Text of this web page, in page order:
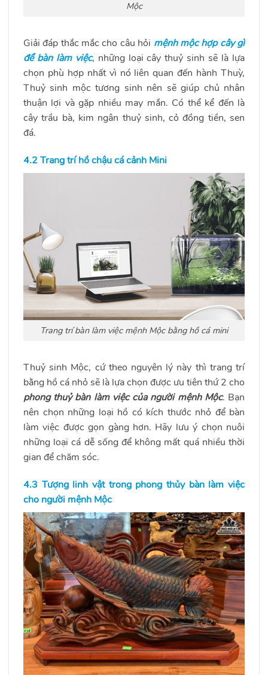
Mộc
Giải đáp thắc mắc cho câu hỏi mệnh mộc hợp cây gì
để bàn làm việc, những loại cây thuỷ sinh sẽ là lựa
chọn phù hợp nhất vì nó liên quan đến hành Thuỳ,
Thuỷ sinh mộc tương sinh nên sẽ giúp chủ nhân
thuận lợi và gặp nhiều may mắn. Có thể kể đến là
cây trầu bà, kim ngân thuỷ sinh, cỏ đồng tiền, sen
đá.
4.2 Trang trí hồ chậu cá cảnh Mini
Trang trí bàn làm việc mệnh Mộc bằng hồ cá mini
Thuỷ sinh Mộc, cứ theo nguyên lý này thì trang trí
bằng hồ cá nhỏ sẽ là lựa chọn được ưu tiên thứ 2 cho
phong thuỷ bàn làm việc của người mệnh Mộc. Bạn
nên chọn những loại hồ có kích thước nhỏ để bàn
làm việc được gọn gàng hơn. Hãy lưu ý chọn nuôi
những loại cá dễ sống để không mất quá nhiều thời
gian để chăm sóc.
4.3 Tượng linh vật trong phong thủy bàn làm việc
cho người mệnh Mộc